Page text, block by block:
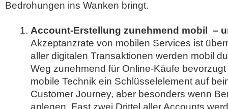
Bedrohungen ins Wanken bringt.
Account-Erstellung zunehmend mobil –
Akzeptanzrate von mobilen Services ist
aller digitalen Transaktionen werden mobil
Weg zunehmend für Online-Käufe
mobile Technik ein Schlüsselelement auf
Customer Journey, aber besonders wenn
anlegen. Fast zwei Drittel aller Accounts